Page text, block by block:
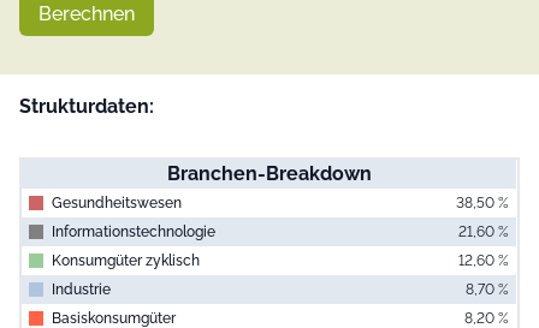
Berechnen
Strukturdaten:
Branchen-Breakdown
Gesundheitswesen
38,50 %
Informationstechnologie
21,60 %
Konsumgüter zyklisch
12,60 %
Industrie
8,70 %
Basiskonsumgüter
8,20 %